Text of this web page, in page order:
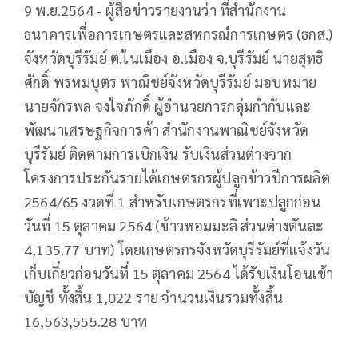
9 พ.ย.2564 - ผู้สื่อข่าวรายงานว่า ที่สำนักงาน
ธนาคารเพื่อการเกษตรและสหกรณ์การเกษตร (ธกส.)
จังหวัดบุรีรัมย์ ต.ในเมือง อ.เมือง จ.บุรีรัมย์ นายสุทธิ
ศักดิ์ พรหมบุตร พาณิชย์จังหวัดบุรีรัมย์ มอบหมาย
นายจักรพล จงใจภักดิ์ ผู้อำนวยการกลุ่มกำกับและ
พัฒนาเศรษฐกิจการค้า สำนักงานพาณิชย์จังหวัด
บุรีรัมย์ ติดตามการเบิกเงิน รับเงินส่วนต่างจาก
โครงการประกันรายได้เกษตรกรผู้ปลูกข้าวปีการผลิต
2564/65 งวดที่ 1 สำหรับเกษตรกรที่เพาะปลูกก่อน
วันที่ 15 ตุลาคม 2564 (ข้าวหอมมะลิ ส่วนต่างตันละ
4,135.77 บาท) โดยเกษตรกรจังหวัดบุรีรัมย์ที่แจ้งวัน
เก็บเกี่ยวก่อนวันที่ 15 ตุลาคม 2564 ได้รับเงินโอนเข้า
บัญชี ทั้งสิ้น 1,022 ราย จำนวนเงินรวมทั้งสิ้น
16,563,555.28 บาท